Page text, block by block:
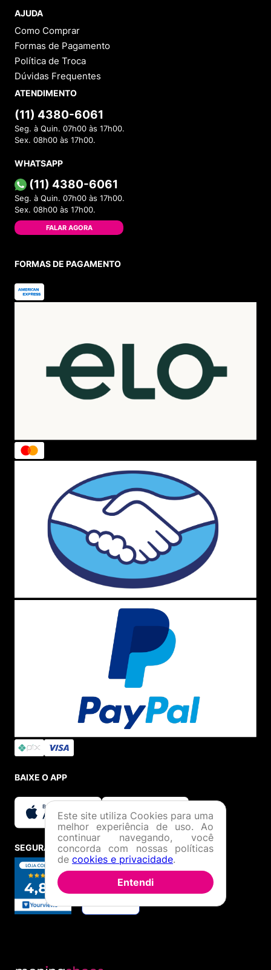
AJUDA
Como Comprar
Formas de Pagamento
Política de Troca
Dúvidas Frequentes
ATENDIMENTO
(11) 4380-6061
Seg. à Quin. 07h00 às 17h00.
Sex. 08h00 às 17h00.
WHATSAPP
(11) 4380-6061
Seg. à Quin. 07h00 às 17h00.
Sex. 08h00 às 17h00.
FALAR AGORA
FORMAS DE PAGAMENTO
BAIXE O APP
SEGURANÇA E CREDIBILIDADE
Este site utiliza Cookies para uma
melhor experiência de uso. Ao
continuar navegando, você
concorda com nossas políticas
de cookies e privacidade.
Entendi